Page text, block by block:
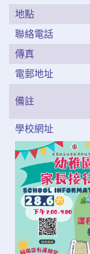
地點
聯絡電話
傳真
電郵地址
備註
學校網址